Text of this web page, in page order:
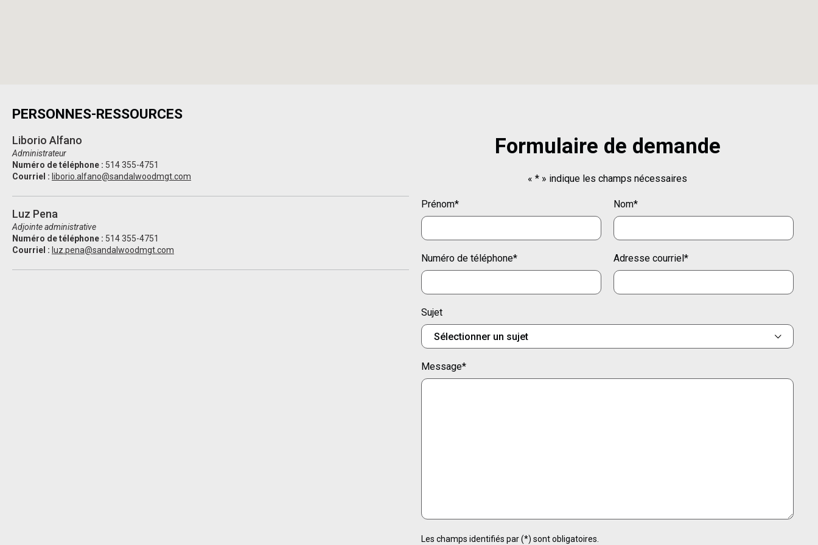
PERSONNES-RESSOURCES
Liborio Alfano
Administrateur
Numéro de téléphone : 514 355-4751
Courriel : liborio.alfano@sandalwoodmgt.com
Luz Pena
Adjointe administrative
Numéro de téléphone : 514 355-4751
Courriel : luz.pena@sandalwoodmgt.com
Formulaire de demande
« * » indique les champs nécessaires
Prénom* Nom*
Numéro de téléphone* Adresse courriel*
Sujet
Message*
Les champs identifiés par (*) sont obligatoires.